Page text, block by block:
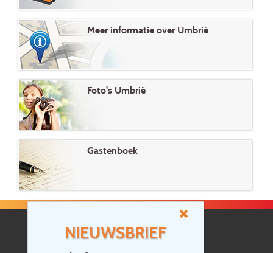
NIEUWSBRIEF
Meer informatie over Umbrië
Foto's Umbrië
Gastenboek